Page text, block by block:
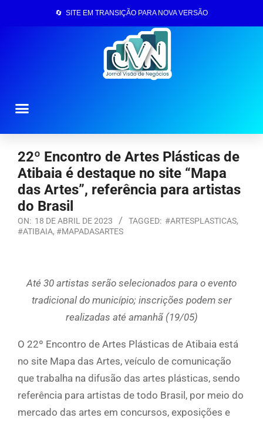
🔄 SITE EM TRANSIÇÃO PARA NOVA VERSÃO
22º Encontro de Artes Plásticas de
Atibaia é destaque no site “Mapa
das Artes”, referência para artistas
do Brasil
ON: 18 DE ABRIL DE 2023 TAGGED: #ARTESPLASTICAS,
#ATIBAIA, #MAPADASARTES
Até 30 artistas serão selecionados para o evento
tradicional do município; inscrições podem ser
realizadas até amanhã (19/05)
O 22º Encontro de Artes Plásticas de Atibaia está
no site Mapa das Artes, veículo de comunicação
que trabalha na difusão das artes plásticas, sendo
referência para artistas de todo Brasil, por meio do
mercado das artes em concursos, exposições e